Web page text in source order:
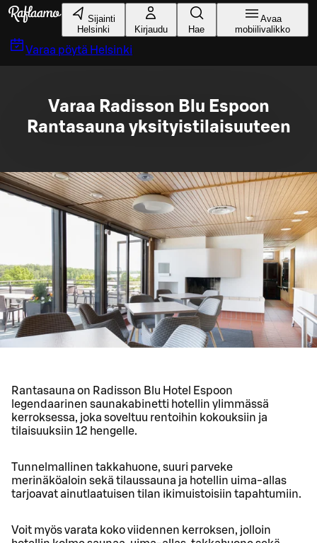
Siirry pääsisältöön
Sijainti
Helsinki
Kirjaudu Hae
Avaa
mobiilivalikko
Varaa pöytä Helsinki
Varaa Radisson Blu Espoon
Rantasauna yksityistilaisuuteen
Rantasauna on Radisson Blu Hotel Espoon
legendaarinen saunakabinetti hotellin ylimmässä
kerroksessa, joka soveltuu rentoihin kokouksiin ja
tilaisuuksiin 12 hengelle.
Tunnelmallinen takkahuone, suuri parveke
merinäköaloin sekä tilaussauna ja hotellin uima-allas
tarjoavat ainutlaatuisen tilan ikimuistoisiin tapahtumiin.
Voit myös varata koko viidennen kerroksen, jolloin